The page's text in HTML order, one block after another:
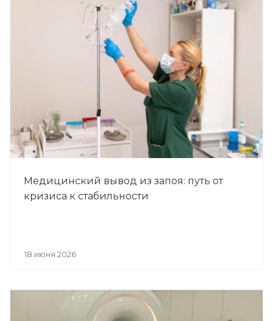
Медицинский вывод из запоя: путь от
кризиса к стабильности
18 июня 2026